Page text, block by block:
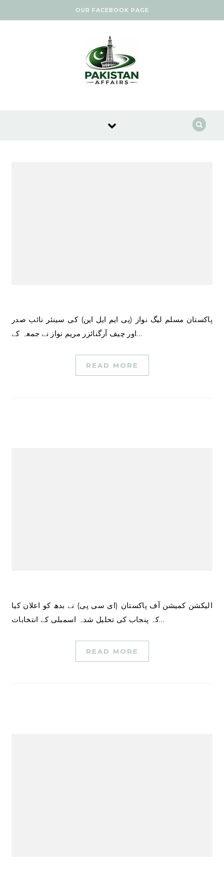
OUR FACEBOOK PAGE
پاکستان مسلم لیگ نواز (پی ایم ایل این) کی سینئر نائب صدر
اور چیف آرگنائزر مریم نواز نے جمعہ کے…
READ MORE
الیکشن کمیشن آف پاکستان (ای سی پی) نے بدھ کو اعلان کیا
کہ پنجاب کی تحلیل شدہ اسمبلی کے انتخابات…
READ MORE